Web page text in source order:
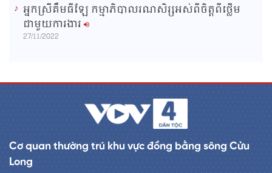
អ្នកស្រីគឹមធីឡែ កម្មាភិបាលរណសិរ្សអស់ពីចិត្តពីថ្លើម
ជាមួយការងារ
27/11/2022
Cơ quan thường trú khu vực đồng bằng sông Cửu
Long